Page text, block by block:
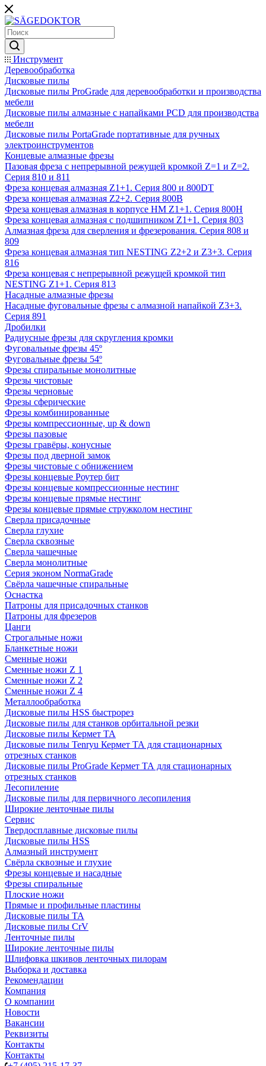
Инструмент
Деревообработка
Дисковые пилы
Дисковые пилы ProGrade для деревообработки и производства
мебели
Дисковые пилы алмазные с напайками PCD для производства
мебели
Дисковые пилы PortaGrade портативные для ручных
электроинструментов
Концевые алмазные фрезы
Пазовая фреза с непрерывной режущей кромкой Z=1 и Z=2.
Серия 810 и 811
Фреза концевая алмазная Z1+1. Серия 800 и 800DT
Фреза концевая алмазная Z2+2. Серия 800B
Фреза концевая алмазная в корпусе НМ Z1+1. Серия 800H
Фреза концевая алмазная с подшипником Z1+1. Серия 803
Алмазная фреза для сверления и фрезерования. Серия 808 и
809
Фреза концевая алмазная тип NESTING Z2+2 и Z3+3. Серия
816
Фреза концевая с непрерывной режущей кромкой тип
NESTING Z1+1. Серия 813
Насадные алмазные фрезы
Насадные фуговальные фрезы с алмазной напайкой Z3+3.
Серия 891
Дробилки
Радиусные фрезы для скругления кромки
Фуговальные фрезы 45º
Фуговальные фрезы 54º
Фрезы спиральные монолитные
Фрезы чистовые
Фрезы черновые
Фрезы сферические
Фрезы комбинированные
Фрезы компрессионные, up & down
Фрезы пазовые
Фрезы гравёры, конусные
Фрезы под дверной замок
Фрезы чистовые с обнижением
Фрезы концевые Роутер бит
Фрезы концевые компрессионные нестинг
Фрезы концевые прямые нестинг
Фрезы концевые прямые стружколом нестинг
Сверла присадочные
Сверла глухие
Сверла сквозные
Сверла чашечные
Сверла монолитные
Серия эконом NormaGrade
Свёрла чашечные спиральные
Оснастка
Патроны для присадочных станков
Патроны для фрезеров
Цанги
Строгальные ножи
Бланкетные ножи
Сменные ножи
Сменные ножи Z 1
Сменные ножи Z 2
Сменные ножи Z 4
Металлообработка
Дисковые пилы HSS быстрорез
Дисковые пилы для станков орбитальной резки
Дисковые пилы Кермет ТА
Дисковые пилы Tenryu Кермет ТА для стационарных
отрезных станков
Дисковые пилы ProGrade Кермет ТА для стационарных
отрезных станков
Лесопиление
Дисковые пилы для первичного лесопиления
Широкие ленточные пилы
Сервис
Твердосплавные дисковые пилы
Дисковые пилы HSS
Алмазный инструмент
Свёрла сквозные и глухие
Фрезы концевые и насадные
Фрезы спиральные
Плоские ножи
Прямые и профильные пластины
Дисковые пилы TA
Дисковые пилы CrV
Ленточные пилы
Широкие ленточные пилы
Шлифовка шкивов ленточных пилорам
Выборка и доставка
Рекомендации
Компания
О компании
Новости
Вакансии
Реквизиты
Контакты
Контакты